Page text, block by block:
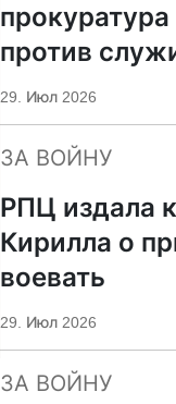
против
29. Июл 2026
ЗА ВОЙНУ
РПЦ издала
Кирилла о
воевать
29. Июл 2026
ЗА ВОЙНУ